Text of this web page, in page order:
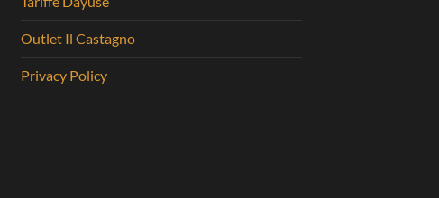
Outlet Il Castagno
Privacy Policy